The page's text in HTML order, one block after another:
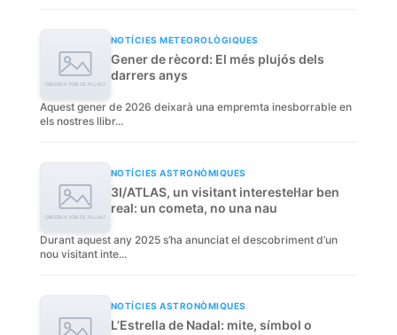
NOTÍCIES METEOROLÒGIQUES
Gener de rècord: El més plujós dels
darrers anys
Aquest gener de 2026 deixarà una empremta inesborrable en
els nostres llibr...
NOTÍCIES ASTRONÒMIQUES
3I/ATLAS, un visitant interestel·lar ben
real: un cometa, no una nau
Durant aquest any 2025 s’ha anunciat el descobriment d’un
nou visitant inte...
NOTÍCIES ASTRONÒMIQUES
L’Estrella de Nadal: mite, símbol o